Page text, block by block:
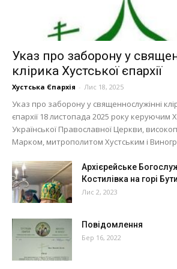
Указ про заборону у
клірика Хустської єпархії
Хустська Єпархія - Лис 18, 2025
Указ про заборону у священнослужінні
єпархії 18 листопада 2025 року керуючим
Української Православної Церкви,
Марком, митрополитом Хустським і
Архієрейське
Костилівка на горі
Лис 2, 2023
Повідомлення
Бер 16, 2022